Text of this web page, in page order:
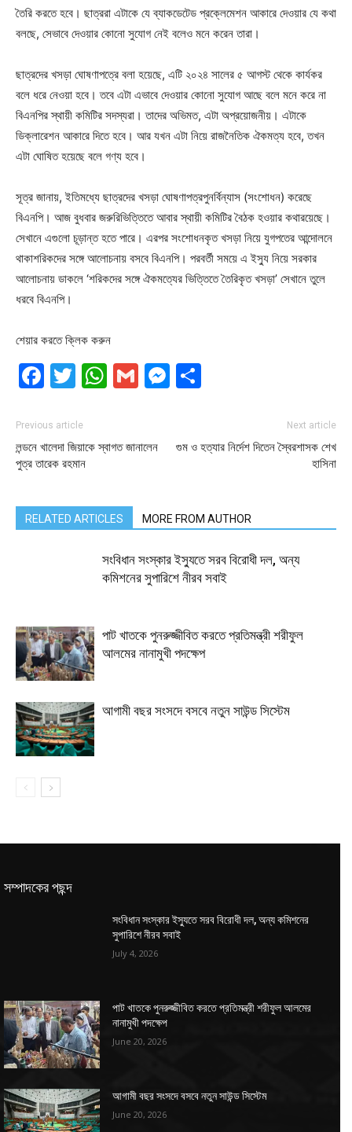
তৈরি করতে হবে। ছাত্ররা এটাকে যে ব্যাকডেটেড প্রক্লেমেশন আকারে দেওয়ার যে কথা
বলছে, সেভাবে দেওয়ার কোনো সুযোগ নেই বলেও মনে করেন তারা।
ছাত্রদের খসড়া ঘোষণাপত্রে বলা হয়েছে, এটি ২০২৪ সালের ৫ আগস্ট থেকে কার্যকর
বলে ধরে নেওয়া হবে। তবে এটা এভাবে দেওয়ার কোনো সুযোগ আছে বলে মনে করে না
বিএনপির স্থায়ী কমিটির সদস্যরা। তাদের অভিমত, এটা অপ্রয়োজনীয়। এটাকে
ডিক্লারেশন আকারে দিতে হবে। আর যখন এটা নিয়ে রাজনৈতিক ঐকমত্য হবে, তখন
এটা ঘোষিত হয়েছে বলে গণ্য হবে।
সূত্র জানায়, ইতিমধ্যে ছাত্রদের খসড়া ঘোষণাপত্রপুনর্বিন্যাস (সংশোধন) করেছে
বিএনপি। আজ বুধবার জরুরিভিত্তিতে আবার স্থায়ী কমিটির বৈঠক হওয়ার কথারয়েছে।
সেখানে এগুলো চূড়ান্ত হতে পারে। এরপর সংশোধনকৃত খসড়া নিয়ে যুগপতের আন্দোলনে
থাকাশরিকদের সঙ্গে আলোচনায় বসবে বিএনপি। পরবর্তী সময়ে এ ইস্যু নিয়ে সরকার
আলোচনায় ডাকলে ‘শরিকদের সঙ্গে ঐকমত্যের ভিত্তিতে তৈরিকৃত খসড়া’ সেখানে তুলে
ধরবে বিএনপি।
শেয়ার করতে ক্লিক করুন
Facebook
Twitter
WhatsApp
GmailMessenger
Previous article
লন্ডনে খালেদা জিয়াকে স্বাগত জানালেন
পুত্র তারেক রহমান
Next article
গুম ও হত্যার নির্দেশ দিতেন স্বৈরশাসক শেখ
হাসিনা
RELATED ARTICLES MORE FROM AUTHOR
সংবিধান সংস্কার ইস্যুতে সরব বিরোধী দল, অন্য
কমিশনের সুপারিশে নীরব সবাই
পাট খাতকে পুনরুজ্জীবিত করতে প্রতিমন্ত্রী শরীফুল
আলমের নানামুখী পদক্ষেপ
আগামী বছর সংসদে বসবে নতুন সাউন্ড সিস্টেম
সম্পাদকের পছন্দ
সংবিধান সংস্কার ইস্যুতে সরব বিরোধী দল, অন্য কমিশনের
সুপারিশে নীরব সবাই
July 4, 2026
পাট খাতকে পুনরুজ্জীবিত করতে প্রতিমন্ত্রী শরীফুল আলমের
নানামুখী পদক্ষেপ
June 20, 2026
আগামী বছর সংসদে বসবে নতুন সাউন্ড সিস্টেম
June 20, 2026